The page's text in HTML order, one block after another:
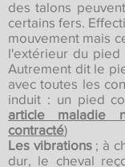
des talons
certains fers.
mouvement mais
l'extérieur du pied
Autrement dit le
avec toutes les
induit : un pied
article maladie
contracté)
Les vibrations; à
dur, le cheval